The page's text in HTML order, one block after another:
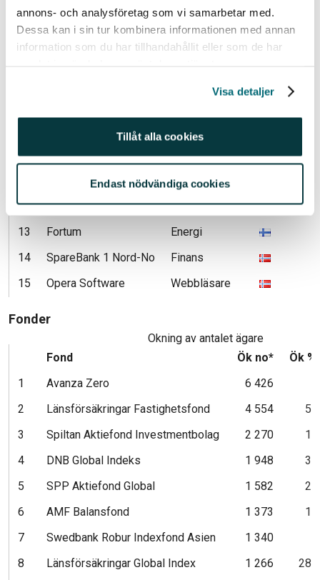
annons- och analysföretag som vi samarbetar med.
Dessa kan i sin tur kombinera informationen med annan
information som du har tillhandahållit eller som de har
Visa detaljer
Tillåt alla cookies
Endast nödvändiga cookies
5
Statoil Olja & gas
6
Novo Nordisk Läkemedel
Thin Film Electronics
10
Walt Disney
Underhållning
Finans
12
Seadrill
Oljeservice
13
Fortum
Energi
14
SpareBank 1 Nord-No
Finans
15
Opera Software Webbläsare
Fonder
Ökning av antalet ägare
Fond
Ök no*
Ök
1
Avanza Zero 6 426
2
Länsförsäkringar Fastighetsfond 4 554
3
Spiltan Aktiefond Investmentbolag 2 270
4
DNB Global Indeks 1 948
5
SPP Aktiefond Global 1 582
6
AMF Balansfond 1 373
7
Swedbank Robur Indexfond Asien 1 340
8
Länsförsäkringar Global Index 1 266